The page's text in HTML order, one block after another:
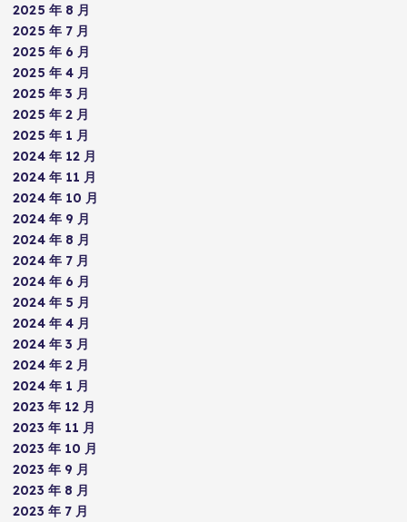
2025 年 8 月
2025 年 7 月
2025 年 6 月
2025 年 4 月
2025 年 3 月
2025 年 2 月
2025 年 1 月
2024 年 12 月
2024 年 11 月
2024 年 10 月
2024 年 9 月
2024 年 8 月
2024 年 7 月
2024 年 6 月
2024 年 5 月
2024 年 4 月
2024 年 3 月
2024 年 2 月
2024 年 1 月
2023 年 12 月
2023 年 11 月
2023 年 10 月
2023 年 9 月
2023 年 8 月
2023 年 7 月